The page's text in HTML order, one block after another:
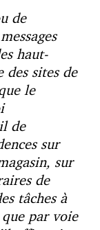
de
haut-
des sites de
le
de
sur
sur
de
tâches à
par voie